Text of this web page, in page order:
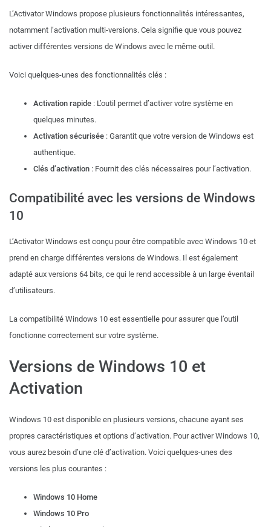
L’Activator Windows propose plusieurs fonctionnalités intéressantes,
notamment l’activation multi-versions. Cela signifie que vous pouvez
activer différentes versions de Windows avec le même outil.
Voici quelques-unes des fonctionnalités clés :
Activation rapide : L’outil permet d’activer votre système en
quelques minutes.
Activation sécurisée : Garantit que votre version de Windows est
authentique.
Clés d’activation : Fournit des clés nécessaires pour l’activation.
Compatibilité avec les versions de Windows
10
L’Activator Windows est conçu pour être compatible avec Windows 10 et
prend en charge différentes versions de Windows. Il est également
adapté aux versions 64 bits, ce qui le rend accessible à un large éventail
d’utilisateurs.
La compatibilité Windows 10 est essentielle pour assurer que l’outil
fonctionne correctement sur votre système.
Versions de Windows 10 et
Activation
Windows 10 est disponible en plusieurs versions, chacune ayant ses
propres caractéristiques et options d’activation. Pour activer Windows 10,
vous aurez besoin d’une clé d’activation. Voici quelques-unes des
versions les plus courantes :
Windows 10 Home
Windows 10 Pro